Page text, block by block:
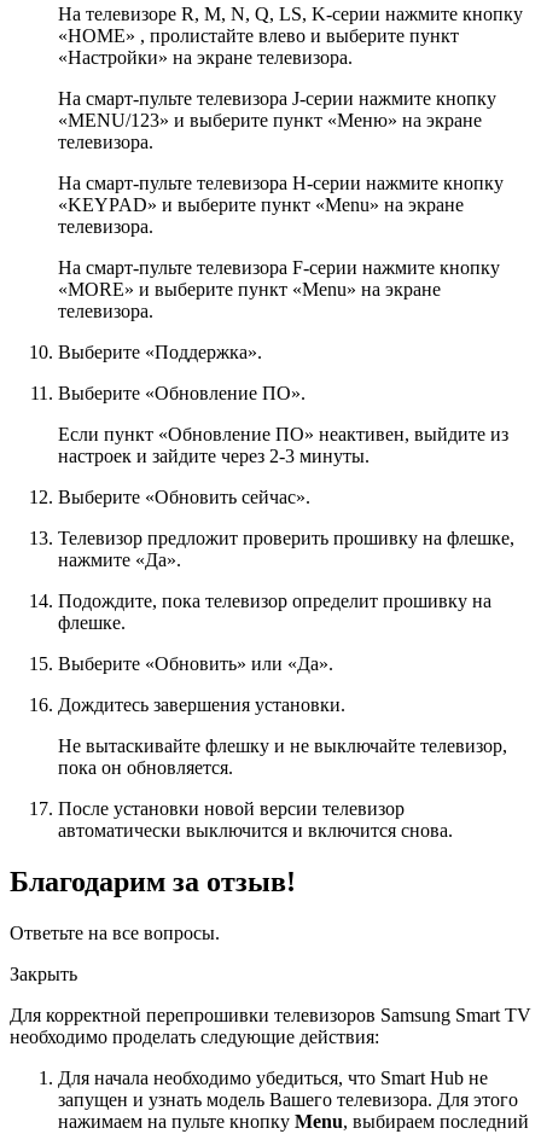
На телевизоре R, M, N, Q, LS, K-серии нажмите кнопку
«HOME» , пролистайте влево и выберите пункт
«Настройки» на экране телевизора.
На смарт-пульте телевизора J-серии нажмите кнопку
«MENU/123» и выберите пункт «Меню» на экране
телевизора.
На смарт-пульте телевизора H-серии нажмите кнопку
«KEYPAD» и выберите пункт «Menu» на экране
телевизора.
На смарт-пульте телевизора F-серии нажмите кнопку
«MORE» и выберите пункт «Menu» на экране
телевизора.
Выберите «Поддержка».
Выберите «Обновление ПО».
Если пункт «Обновление ПО» неактивен, выйдите из
настроек и зайдите через 2-3 минуты.
Выберите «Обновить сейчас».
Телевизор предложит проверить прошивку на флешке,
нажмите «Да».
Подождите, пока телевизор определит прошивку на
флешке.
Выберите «Обновить» или «Да».
Дождитесь завершения установки.
Не вытаскивайте флешку и не выключайте телевизор,
пока он обновляется.
После установки новой версии телевизор
автоматически выключится и включится снова.
Благодарим за отзыв!
Ответьте на все вопросы.
Закрыть
Для корректной перепрошивки телевизоров Samsung Smart TV
необходимо проделать следующие действия:
Для начала необходимо убедиться, что Smart Hub не
запущен и узнать модель Вашего телевизора. Для этого
нажимаем на пульте кнопку Menu, выбираем последний